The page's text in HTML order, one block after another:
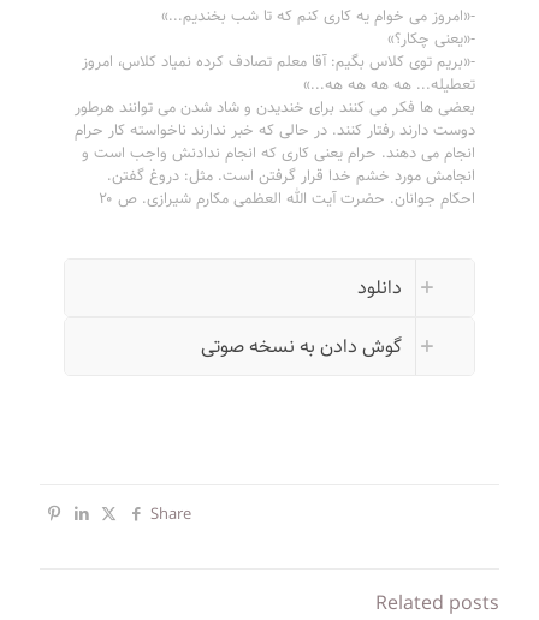
-«امروز می خوام یه کاری کنم که تا شب بخندیم...»
-«یعنی چکار؟»
-«بریم توی کلاس بگیم: آقا معلم تصادف کرده نمیاد کلاس، امروز
تعطیله... هه هه هه هه...»
بعضی ها فکر می کنند برای خندیدن و شاد شدن می توانند هرطور
دوست دارند رفتار کنند. در حالی که خبر ندارند ناخواسته کار حرام
انجام می دهند. حرام یعنی کاری که انجام ندادنش واجب است و
انجامش مورد خشم خدا قرار گرفتن است. مثل: دروغ گفتن.
احکام جوانان. حضرت آیت الله العظمی مکارم شیرازی. ص ۲۰
دانلود
گوش دادن به نسخه صوتی
Share
Related posts